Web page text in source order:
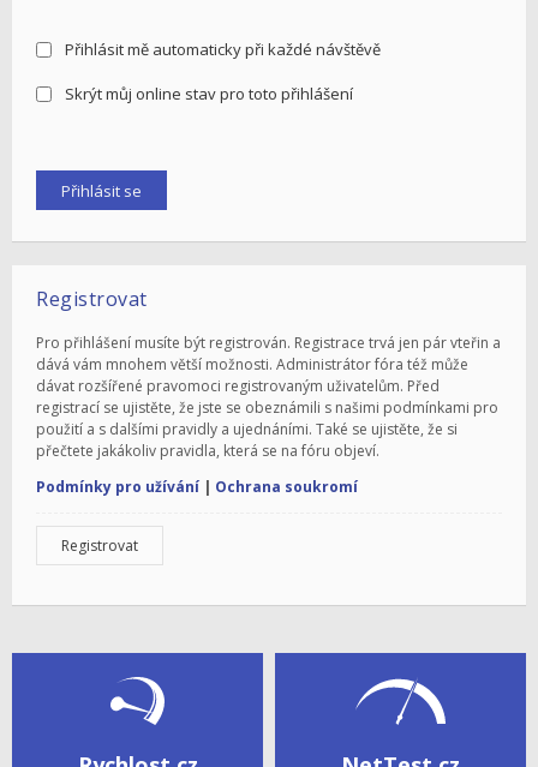
Přihlásit mě automaticky při každé návštěvě
Skrýt můj online stav pro toto přihlášení
Registrovat
Pro přihlášení musíte být registrován. Registrace trvá jen pár vteřin a
dává vám mnohem větší možnosti. Administrátor fóra též může
dávat rozšířené pravomoci registrovaným uživatelům. Před
registrací se ujistěte, že jste se obeznámili s našimi podmínkami pro
použití a s dalšími pravidly a ujednáními. Také se ujistěte, že si
přečtete jakákoliv pravidla, která se na fóru objeví.
Podmínky pro užívání | Ochrana soukromí
Registrovat